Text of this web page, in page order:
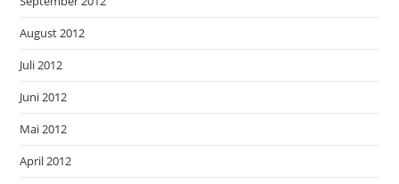
August 2012
Juli 2012
Juni 2012
Mai 2012
April 2012